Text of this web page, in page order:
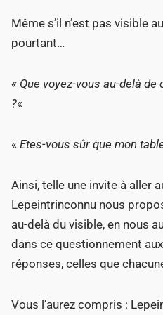
Même s’il n’est pas visible
pourtant…
« Que voyez-vous au-delà
?«
«Etes-vous sûr que mon
Ainsi, telle une invite à aller
Lepeintrinconnu nous
au-delà du visible, en nous
dans ce questionnement
réponses, celles que
Vous l’aurez compris :